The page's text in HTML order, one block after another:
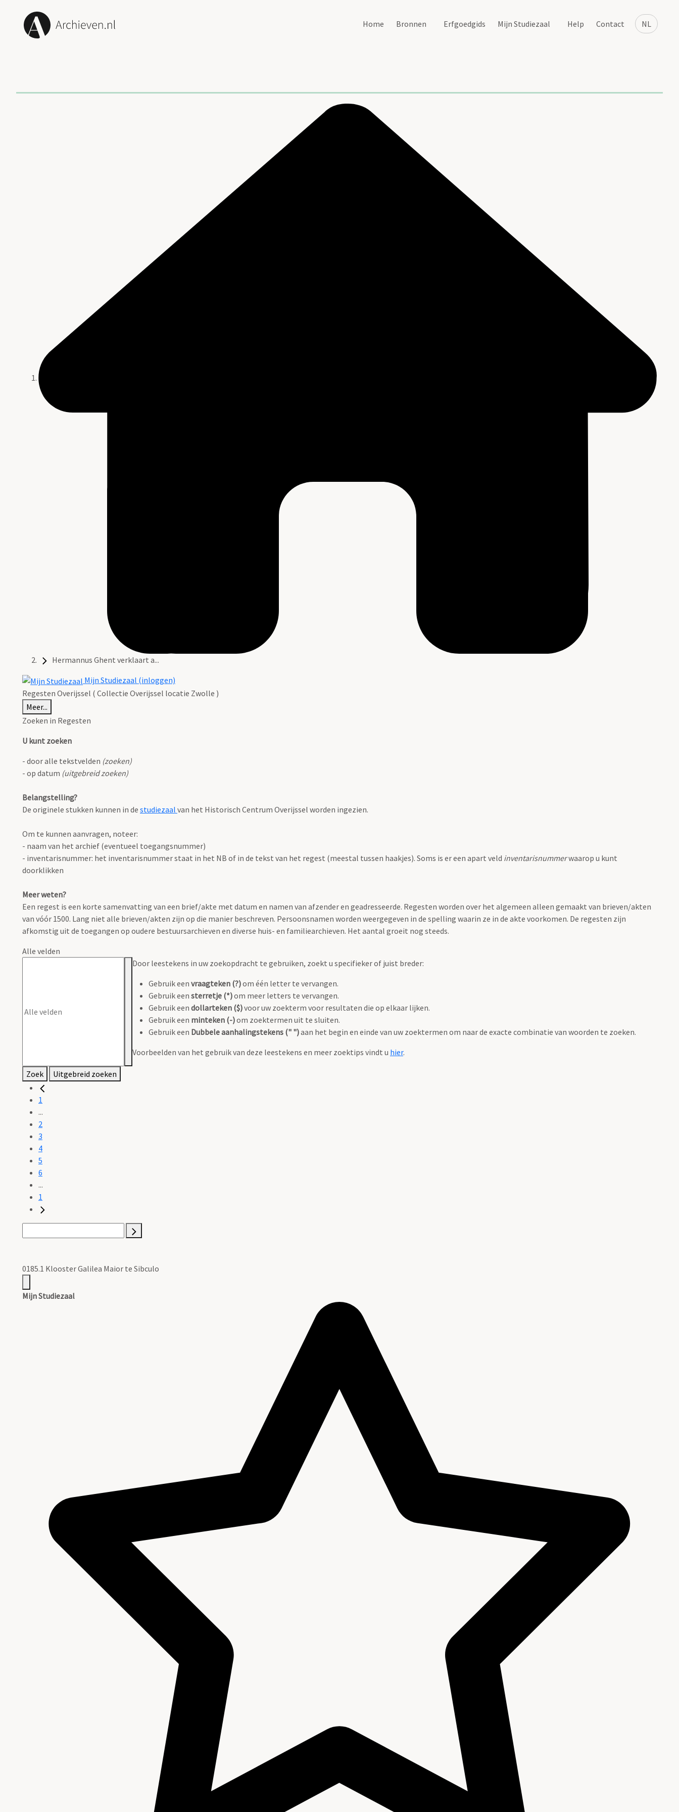
NL
Home Bronnen Erfgoedgids Mijn Studiezaal Help Contact
Hermannus Ghent verklaart a...
Mijn Studiezaal (inloggen)
Regesten Overijssel ( Collectie Overijssel locatie Zwolle )
Meer...
Zoeken in Regesten
U kunt zoeken
- door alle tekstvelden (zoeken)
- op datum (uitgebreid zoeken)
Belangstelling?
De originele stukken kunnen in de studiezaal van het Historisch Centrum Overijssel worden ingezien.
Om te kunnen aanvragen, noteer:
- naam van het archief (eventueel toegangsnummer)
- inventarisnummer: het inventarisnummer staat in het NB of in de tekst van het regest (meestal tussen haakjes). Soms is er een apart veld inventarisnummerwaarop u kunt
doorklikken
Meer weten?
Een regest is een korte samenvatting van een brief/akte met datum en namen van afzender en geadresseerde. Regesten worden over het algemeen alleen gemaakt van brieven/akten
van vóór 1500. Lang niet alle brieven/akten zijn op die manier beschreven. Persoonsnamen worden weergegeven in de spelling waarin ze in de akte voorkomen. De regesten zijn
afkomstig uit de toegangen op oudere bestuursarchieven en diverse huis- en familiearchieven. Het aantal groeit nog steeds.
Alle velden
Door leestekens in uw zoekopdracht te gebruiken, zoekt u specifieker of juist breder:
Gebruik een vraagteken (?)om één letter te vervangen.
Gebruik een sterretje (*)om meer letters te vervangen.
Gebruik een dollarteken ($)voor uw zoekterm voor resultaten die op elkaar lijken.
Gebruik een minteken (-)om zoektermen uit te sluiten.
Gebruik een Dubbele aanhalingstekens (" ")aan het begin en einde van uw zoektermen om naar de exacte combinatie van woorden te zoeken.
Voorbeelden van het gebruik van deze leestekens en meer zoektips vindt u hier.
Zoek Uitgebreid zoeken
1
...
2
3
4
5
6
...
1
0185.1 Klooster Galilea Maior te Sibculo
Mijn Studiezaal